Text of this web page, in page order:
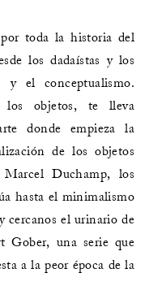
por toda la historia del
los dadaístas y los
y el conceptualismo.
los objetos, te lleva
donde empieza la
de los objetos
Duchamp, los
hasta el minimalismo
cercanos el urinario de
Gober, una serie que
a la peor época de la